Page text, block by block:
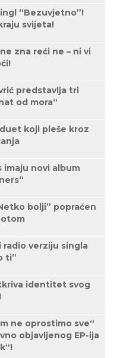
“Bezuvjetno”!
svijeta!
zna reći ne – ni vi
predstavlja tri
od mora“
koji pleše kroz
imaju novi album
bolji” popraćen
verziju singla
ti”
identitet svog
ne oprostimo sve“
objavljenog EP-ija